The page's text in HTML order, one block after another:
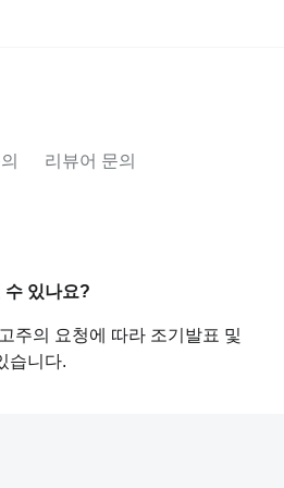
리뷰어 문의
수 있나요?
주의 요청에 따라 조기발표 및
습니다.